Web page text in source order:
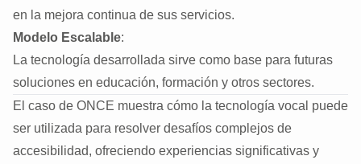
en la mejora continua de sus servicios.
Modelo Escalable:
La tecnología desarrollada sirve como base para futuras
soluciones en educación, formación y otros sectores.
El caso de ONCE muestra cómo la tecnología vocal puede
ser utilizada para resolver desafíos complejos de
accesibilidad, ofreciendo experiencias significativas y